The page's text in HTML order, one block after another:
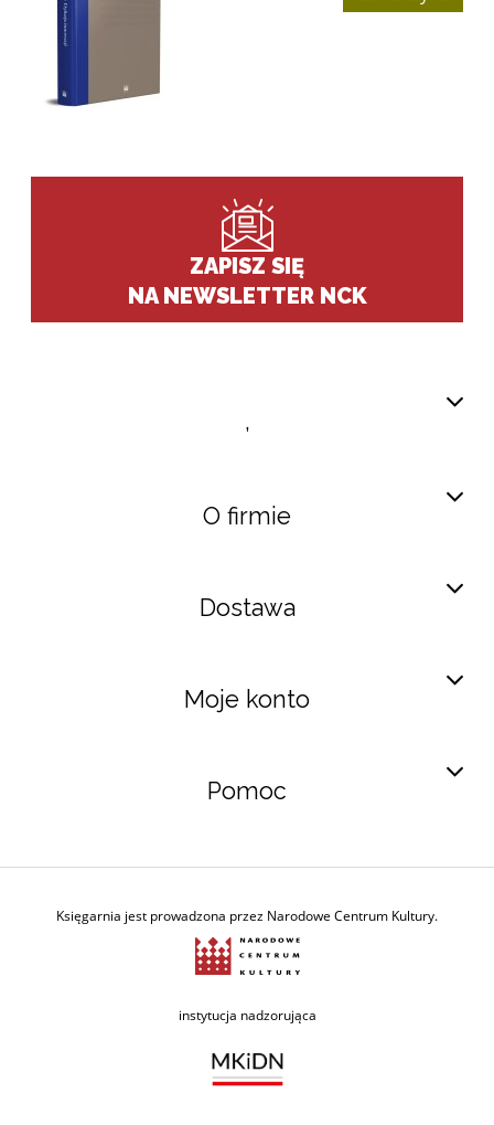
ZAPISZ SIĘ
NA NEWSLETTER NCK
,
O firmie
Dostawa
Moje konto
Pomoc
Księgarnia jest prowadzona przez Narodowe Centrum Kultury.
instytucja nadzorującaMinisterstwo Kultury i